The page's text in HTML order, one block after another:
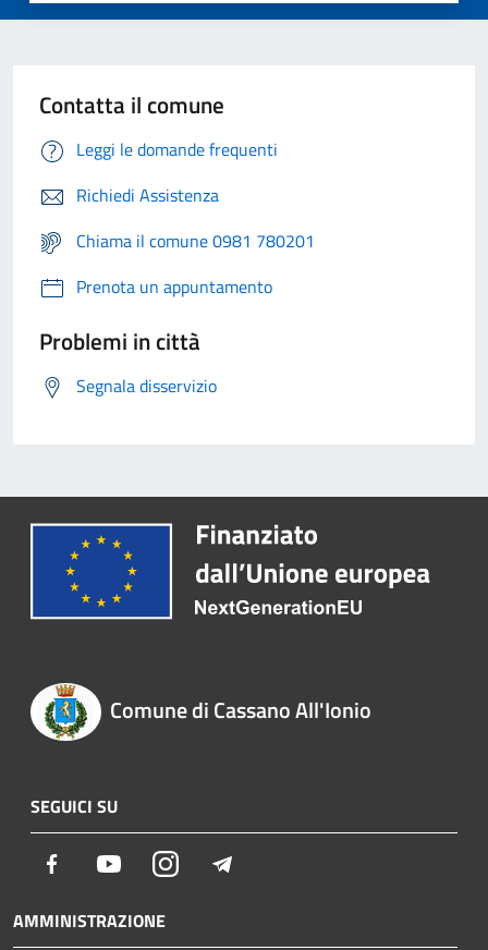
Contatta il comune
Leggi le domande frequenti
Richiedi Assistenza
Chiama il comune 0981 780201
Prenota un appuntamento
Problemi in città
Segnala disservizio
Comune di Cassano All'Ionio
SEGUICI SU
Facebook YoutubeInstagram
AMMINISTRAZIONE